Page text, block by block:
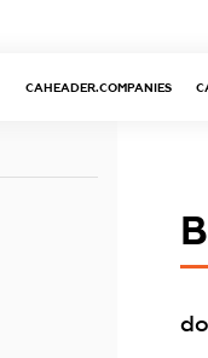
CAHEADER.COMPANIES